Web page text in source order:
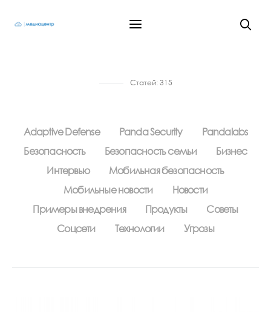
Статей: 315
Adaptive Defense Panda Security
Pandalabs
Безопасность
Безопасность семьи
Бизнес
Интервью
Мобильная безопасность
Мобильные новости
Новости
Примеры внедрения
Продукты
Советы
Соцсети
Технологии Угрозы